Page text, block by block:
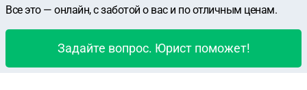
Все это — онлайн, с заботой о вас и по отличным ценам.
Задайте вопрос. Юрист поможет!